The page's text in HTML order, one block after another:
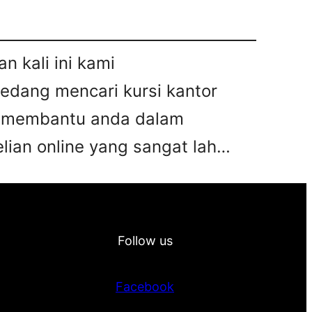
kali ini kami
mencari kursi kantor
anda dalam
online yang sangat lah…
Follow us
Facebook